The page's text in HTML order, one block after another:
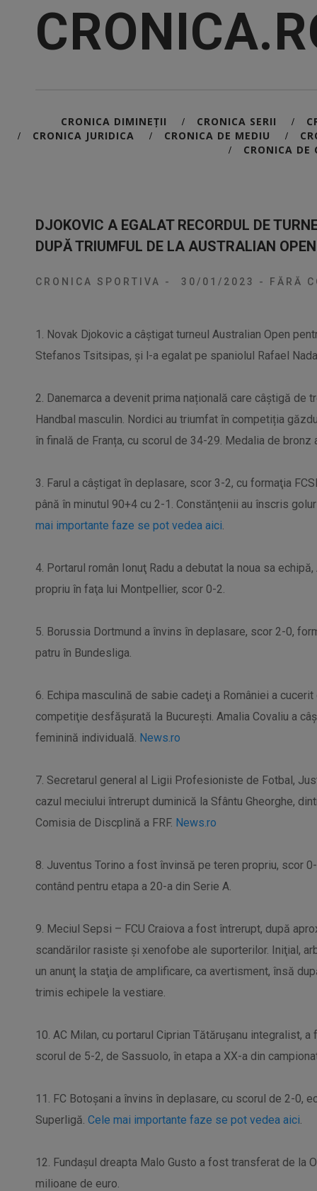
CRONICA DIMINEȚII / CRONICA SERII /
/ CRONICA JURIDICA / CRONICA DE MEDIU /
/ CRONICA DE
DJOKOVIC A EGALAT RECORDUL DE
DUPĂ TRIUMFUL DE LA AUSTRALIAN
CRONICA SPORTIVA - 30/01/2023 - FĂRĂ
1. Novak Djokovic a câştigat turneul Australian Open
Stefanos Tsitsipas, şi l-a egalat pe spaniolul Rafael
2. Danemarca a devenit prima națională care câștigă de
Handbal masculin. Nordici au triumfat în competiția
în finală de Franța, cu scorul de 34-29. Medalia de bronz
3. Farul a câștigat în deplasare, scor 3-2, cu formaţia
până în minutul 90+4 cu 2-1. Constănţenii au înscris
mai importante faze se pot vedea aici.
4. Portarul român Ionuţ Radu a debutat la noua sa
propriu în faţa lui Montpellier, scor 0-2.
5. Borussia Dortmund a învins în deplasare, scor 2-0,
patru în Bundesliga.
6. Echipa masculină de sabie cadeţi a României a
competiţie desfăşurată la Bucureşti. Amalia Covaliu a
feminină individuală. News.ro
7. Secretarul general al Ligii Profesioniste de Fotbal,
cazul meciului întrerupt duminică la Sfântu Gheorghe,
Comisia de Discplină a FRF. News.ro
8. Juventus Torino a fost învinsă pe teren propriu, scor
contând pentru etapa a 20-a din Serie A.
9. Meciul Sepsi – FCU Craiova a fost întrerupt, după
scandărilor rasiste şi xenofobe ale suporterilor. Iniţial,
un anunţ la staţia de amplificare, ca avertisment, însă
trimis echipele la vestiare.
10. AC Milan, cu portarul Ciprian Tătăruşanu integralist,
scorul de 5-2, de Sassuolo, în etapa a XX-a din
11. FC Botoşani a învins în deplasare, cu scorul de 2-0,
Superligă. Cele mai importante faze se pot vedea aici.
12. Fundaşul dreapta Malo Gusto a fost transferat de la
milioane de euro.